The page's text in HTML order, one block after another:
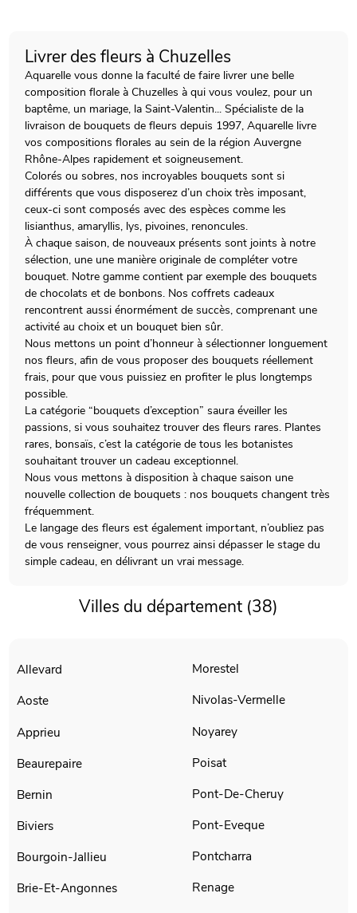
Livrer des fleurs à Chuzelles
Aquarelle vous donne la faculté de faire livrer une belle
composition florale à Chuzelles à qui vous voulez, pour un
baptême, un mariage, la Saint-Valentin... Spécialiste de la
livraison de bouquets de fleurs depuis 1997, Aquarelle livre
vos compositions florales au sein de la région Auvergne
Rhône-Alpes rapidement et soigneusement.
Colorés ou sobres, nos incroyables bouquets sont si
différents que vous disposerez d’un choix très imposant,
ceux-ci sont composés avec des espèces comme les
lisianthus, amaryllis, lys, pivoines, renoncules.
À chaque saison, de nouveaux présents sont joints à notre
sélection, une une manière originale de compléter votre
bouquet. Notre gamme contient par exemple des bouquets
de chocolats et de bonbons. Nos coffrets cadeaux
rencontrent aussi énormément de succès, comprenant une
activité au choix et un bouquet bien sûr.
Nous mettons un point d’honneur à sélectionner longuement
nos fleurs, afin de vous proposer des bouquets réellement
frais, pour que vous puissiez en profiter le plus longtemps
possible.
La catégorie “bouquets d’exception” saura éveiller les
passions, si vous souhaitez trouver des fleurs rares. Plantes
rares, bonsaïs, c’est la catégorie de tous les botanistes
souhaitant trouver un cadeau exceptionnel.
Nous vous mettons à disposition à chaque saison une
nouvelle collection de bouquets : nos bouquets changent très
fréquemment.
Le langage des fleurs est également important, n’oubliez pas
de vous renseigner, vous pourrez ainsi dépasser le stage du
simple cadeau, en délivrant un vrai message.
Villes du département (38)
Allevard
Aoste
Apprieu
Beaurepaire
Bernin
Biviers
Bourgoin-Jallieu
Brie-Et-Angonnes
Morestel
Nivolas-Vermelle
Noyarey
Poisat
Pont-De-Cheruy
Pont-Eveque
Pontcharra
Renage